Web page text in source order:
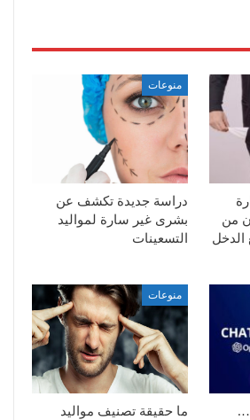
من
الدخل
منوعات
دراسة جديدة تكشف عن
بشرى غير سارة لمواليد
التسعينات
منوعات
ما حقيقة تصنيف مواليد